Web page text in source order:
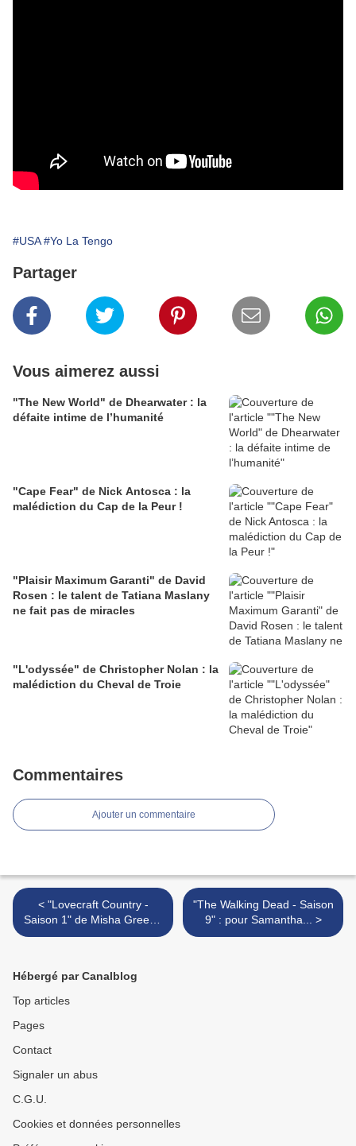
#USA #Yo La Tengo
Partager
Vous aimerez aussi
"The New World" de Dhearwater : la
défaite intime de l’humanité
"Cape Fear" de Nick Antosca : la
malédiction du Cap de la Peur !
"Plaisir Maximum Garanti" de David
Rosen : le talent de Tatiana Maslany
ne fait pas de miracles
"L'odyssée" de Christopher Nolan : la
malédiction du Cheval de Troie
Commentaires
Ajouter un commentaire
< "Lovecraft Country -
Saison 1" de Misha Green :
guerre aux monstres !
"The Walking Dead - Saison
9" : pour Samantha... >
Hébergé par Canalblog
Top articles
Pages
Contact
Signaler un abus
C.G.U.
Cookies et données personnelles